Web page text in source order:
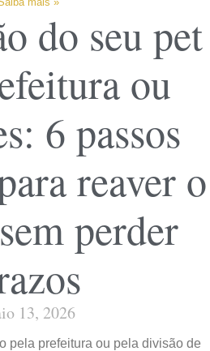
do seu pet
ou
6 passos
reaver o
perder
13, 2026
pela prefeitura ou pela divisão de